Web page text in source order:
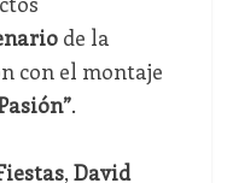
de la
con el montaje
.
, David